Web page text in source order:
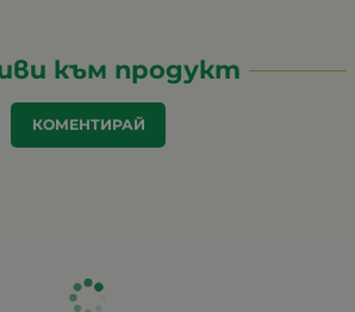
към продукт
КОМЕНТИРАЙ